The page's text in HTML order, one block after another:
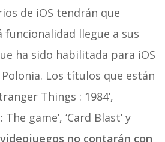
de iOS tendrán que
funcionalidad llegue a sus
ha sido habilitada para iOS
Los títulos que están
Things : 1984’,
game’, ‘Card Blast’ y
no contarán con